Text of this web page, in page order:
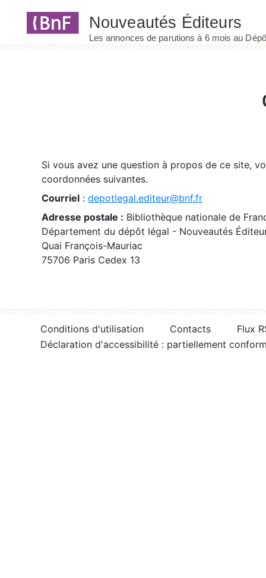
Si vous avez une question à propos de ce site,
coordonnées suivantes.
Courriel : depotlegal.editeur@bnf.fr
Adresse postale : Bibliothèque nationale de
Département du dépôt légal - Nouveautés
Quai François-Mauriac
75706 Paris Cedex 13
Conditions d'utilisation Contacts
Flux
Déclaration d'accessibilité : partiellement